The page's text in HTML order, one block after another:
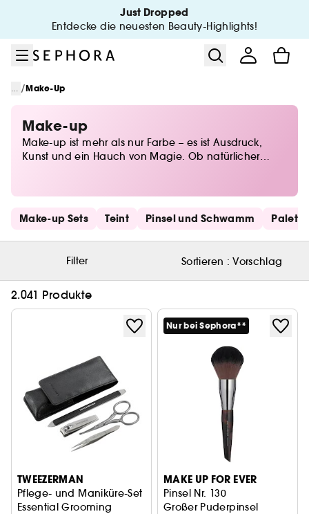
Just Dropped
Entdecke die neuesten Beauty-Highlights!
... /Make-Up
Make-up
Make-up ist mehr als nur Farbe – es ist Ausdruck,
Kunst und ein Hauch von Magie. Ob natürlicher
setzen. Von Foundations für den perfekten Teint über
ausdrucksstarkes Augen-Make-up bis hin zu
Lidschatten in allen Nuancen – entdecke die
neuesten Trends und zeitlose Klassiker. Lass deiner
haves für jeden Anlass!
Schnelllinks überspringen
Make-up Sets Teint Pinsel und Schwamm
Filter Sortieren :Vorschlag
2.041 Produkte
TWEEZERMAN
Pflege- und Maniküre-Set
Essential Grooming
Nur bei Sephora**
MAKE UP FOR EVER
Pinsel Nr. 130
Großer Puderpinsel